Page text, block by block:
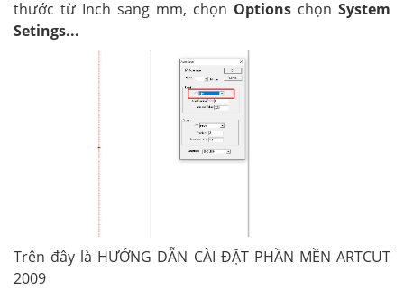
thước từ Inch sang mm, chọn Options chọn System
Setings...
Trên đây là HƯỚNG DẪN CÀI ĐẶT PHẦN MỀN ARTCUT
2009